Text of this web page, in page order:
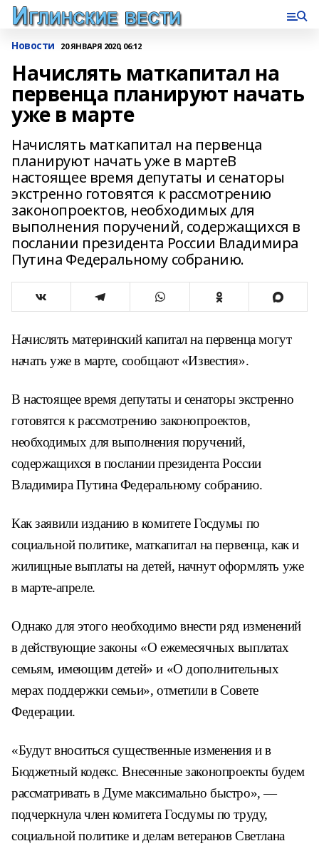
Новости 20 ЯНВАРЯ 2020, 06:12
Начислять маткапитал на
первенца планируют начать
уже в марте
Начислять маткапитал на первенца
планируют начать уже в мартеВ
настоящее время депутаты и сенаторы
экстренно готовятся к рассмотрению
законопроектов, необходимых для
выполнения поручений, содержащихся в
послании президента России Владимира
Путина Федеральному собранию.
Начислять материнский капитал на первенца могут
начать уже в марте, сообщают «Известия».
В настоящее время депутаты и сенаторы экстренно
готовятся к рассмотрению законопроектов,
необходимых для выполнения поручений,
содержащихся в послании президента России
Владимира Путина Федеральному собранию.
Как заявили изданию в комитете Госдумы по
социальной политике, маткапитал на первенца, как и
жилищные выплаты на детей, начнут оформлять уже
в марте-апреле.
Однако для этого необходимо внести ряд изменений
в действующие законы «О ежемесячных выплатах
семьям, имеющим детей» и «О дополнительных
мерах поддержки семьи», отметили в Совете
Федерации.
«Будут вноситься существенные изменения и в
Бюджетный кодекс. Внесенные законопроекты будем
рассматривать в Думе максимально быстро», —
подчеркнула член комитета Госдумы по труду,
социальной политике и делам ветеранов Светлана